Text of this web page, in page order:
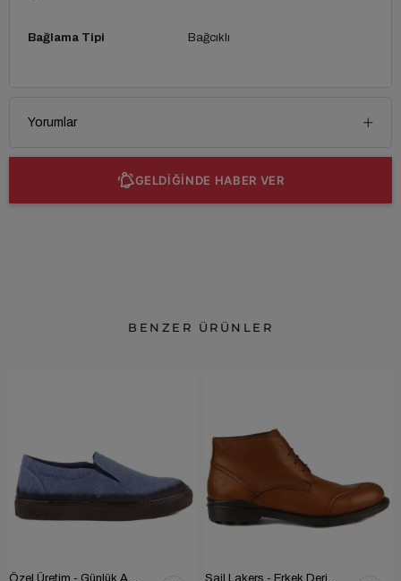
Bağlama Tipi Bağcıklı
Yorumlar
GELDİĞİNDE HABER VER
BENZER ÜRÜNLER